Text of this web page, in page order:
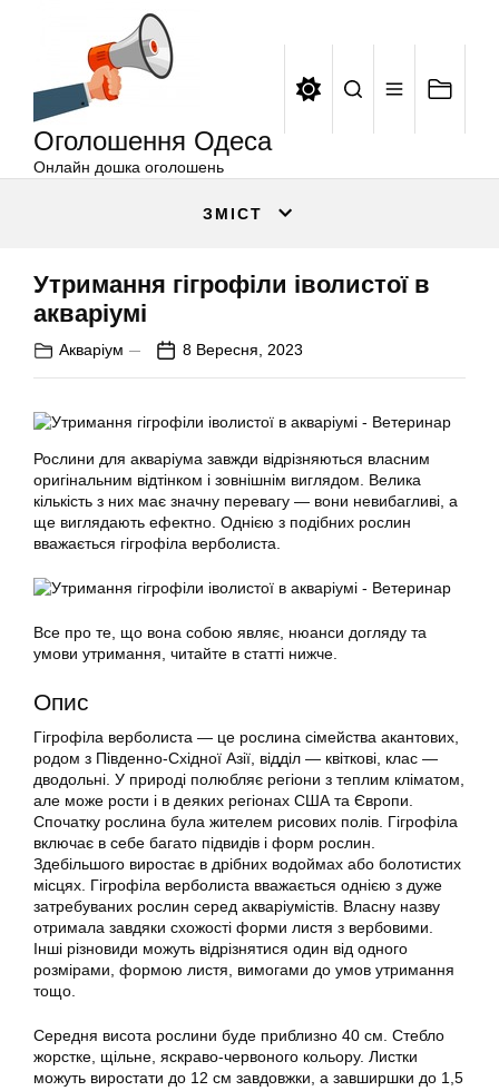
Оголошення Одеса
Онлайн дошка оголошень
ЗМІСТ
Утримання гігрофіли іволистої в
акваріумі
Акваріум 8 Вересня, 2023
Рослини для акваріума завжди відрізняються власним
оригінальним відтінком і зовнішнім виглядом. Велика
кількість з них має значну перевагу — вони невибагливі, а
ще виглядають ефектно. Однією з подібних рослин
вважається гігрофіла верболиста.
Все про те, що вона собою являє, нюанси догляду та
умови утримання , читайте в статті нижче.
Опис
Гігрофіла верболиста — це рослина сімейства акантових,
родом з Південно-Східної Азії, відділ — квіткові, клас —
дводольні. У природі полюбляє регіони з теплим кліматом,
але може рости і в деяких регіонах США та Європи.
Спочатку рослина була жителем рисових полів. Гігрофіла
включає в себе багато підвидів і форм рослин.
Здебільшого виростає в дрібних водоймах або болотистих
місцях. Гігрофіла верболиста вважається однією з дуже
затребуваних рослин серед акваріумістів. Власну назву
отримала завдяки схожості форми листя з вербовими.
Інші різновиди можуть відрізнятися один від одного
розмірами, формою листя, вимогами до умов утримання
тощо.
Середня висота рослини буде приблизно 40 см. Стебло
жорстке, щільне, яскраво-червоного кольору. Листки
можуть виростати до 12 см завдовжки, а завширшки до 1,5